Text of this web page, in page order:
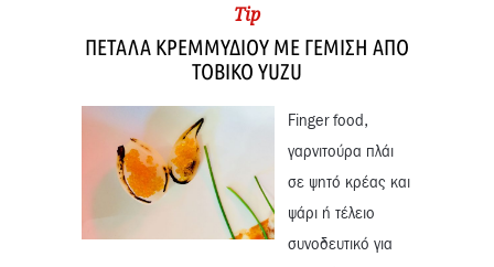
Tip
ΠΕΤΑΛΑ ΚΡΕΜΜΥΔΙΟΥ ΜΕ ΓΕΜΙΣΗ ΑΠΟ
TOBIKO YUZU
Finger food,
γαρνιτούρα πλάι
σε ψητό κρέας και
ψάρι ή τέλειο
συνοδευτικό για